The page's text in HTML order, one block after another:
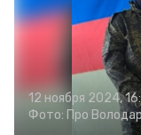
12 ноября 2024,
Фото: Про